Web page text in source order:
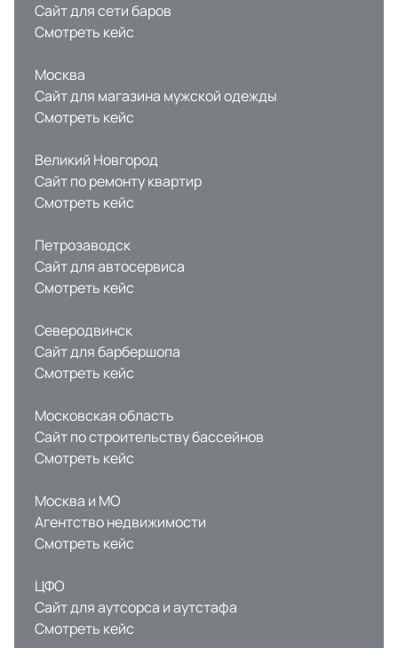
Сайт для сети баров
Смотреть кейс
Москва
Сайт для магазина мужской одежды
Смотреть кейс
Великий Новгород
Сайт по ремонту квартир
Смотреть кейс
Петрозаводск
Сайт для автосервиса
Смотреть кейс
Северодвинск
Сайт для барбершопа
Смотреть кейс
Московская область
Сайт по строительству бассейнов
Смотреть кейс
Москва и МО
Агентство недвижимости
Смотреть кейс
ЦФО
Сайт для аутсорса и аутстафа
Смотреть кейс